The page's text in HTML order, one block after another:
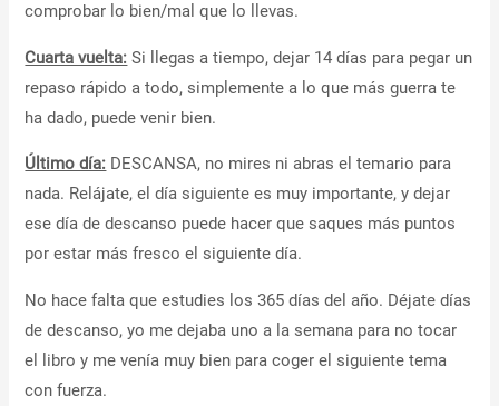
comprobar lo bien/mal que lo llevas.
Cuarta vuelta: Si llegas a tiempo, dejar 14 días para pegar un
repaso rápido a todo, simplemente a lo que más guerra te
ha dado, puede venir bien.
Último día: DESCANSA, no mires ni abras el temario para
nada. Relájate, el día siguiente es muy importante, y dejar
ese día de descanso puede hacer que saques más puntos
por estar más fresco el siguiente día.
No hace falta que estudies los 365 días del año. Déjate días
de descanso, yo me dejaba uno a la semana para no tocar
el libro y me venía muy bien para coger el siguiente tema
con fuerza.